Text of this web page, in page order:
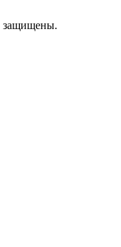
защищены.